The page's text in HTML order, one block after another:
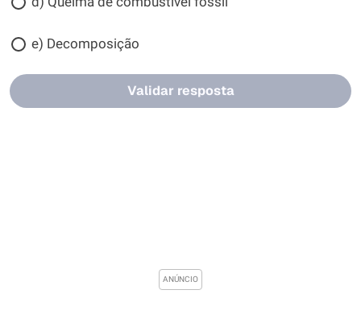
e) Decomposição
Validar resposta